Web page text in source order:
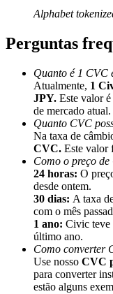
Indicação
Convide um
BTC Welcome Rewards
Alphabet
Perguntas
Quanto é 1 CVC
Atualmente, 1
JPY. Este valor
de mercado atual.
Quanto CVC
Na taxa de
CVC. Este valor
Como o preço
24 horas: O
desde ontem.
30 dias: A taxa
com o mês
1 ano: Civic teve
último ano.
Como converter
Use nosso CVC
para converter
estão alguns